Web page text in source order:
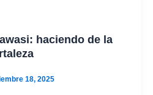
haciendo de la
18, 2025